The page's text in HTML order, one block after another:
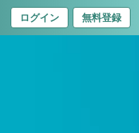
ログイン 無料登録